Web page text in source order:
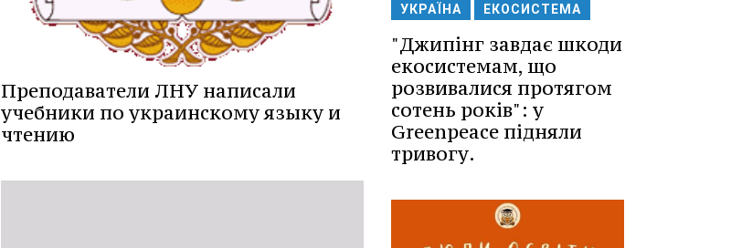
Преподаватели ЛНУ написали
учебники по украинскому языку и
чтению
УКРАЇНА ЕКОСИСТЕМА
"Джипінг завдає шкоди
екосистемам, що
розвивалися протягом
сотень років": у
Greenpeace підняли
тривогу.